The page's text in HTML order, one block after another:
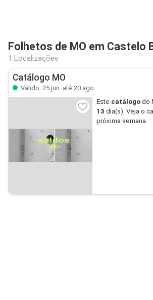
Folhetos de MO em Castelo
1 Localizações
Catálogo MO
Válido: 25 jun. até 20 ago.
Este catálogodo
13 dia(s). Veja o
próxima semana.